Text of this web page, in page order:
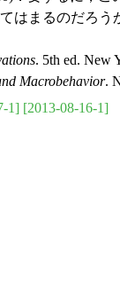
はまるのだろう
. 5th ed. New
Macrobehavior.
1] [2013-08-16-1]